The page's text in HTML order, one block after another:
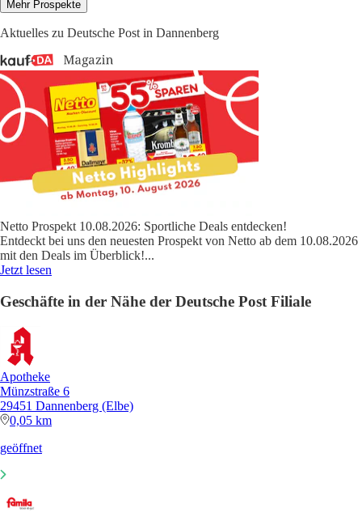
Mehr Prospekte
Aktuelles zu Deutsche Post in Dannenberg
Netto Prospekt 10.08.2026: Sportliche Deals entdecken!
Entdeckt bei uns den neuesten Prospekt von Netto ab dem 10.08.2026
mit den Deals im Überblick!...
Jetzt lesen
Geschäfte in der Nähe der Deutsche Post Filiale
Apotheke
Münzstraße 6
29451 Dannenberg (Elbe)
0,05 km
geöffnet